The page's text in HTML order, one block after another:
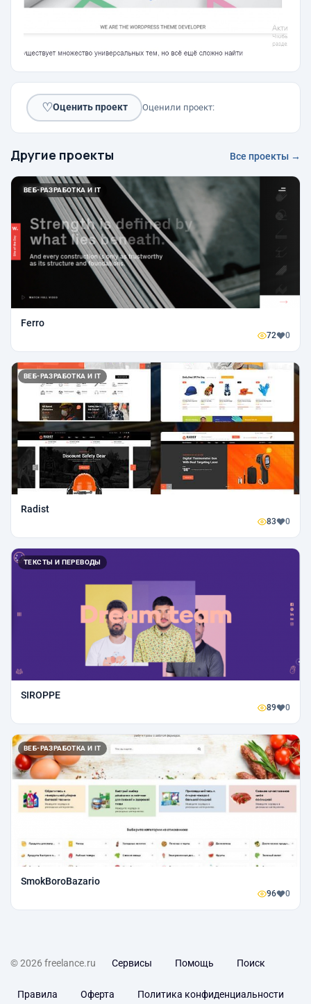
♡Оценить проект Оценили проект:
Другие проекты Все проекты →
ВЕБ-РАЗРАБОТКА И IT
Ferro
72 0
ВЕБ-РАЗРАБОТКА И IT
Radist
83 0
ТЕКСТЫ И ПЕРЕВОДЫ
SIROPPE
89 0
ВЕБ-РАЗРАБОТКА И IT
SmokBoroBazario
96 0
© 2026 freelance.ru Сервисы Помощь Поиск
Правила Оферта Политика конфиденциальности